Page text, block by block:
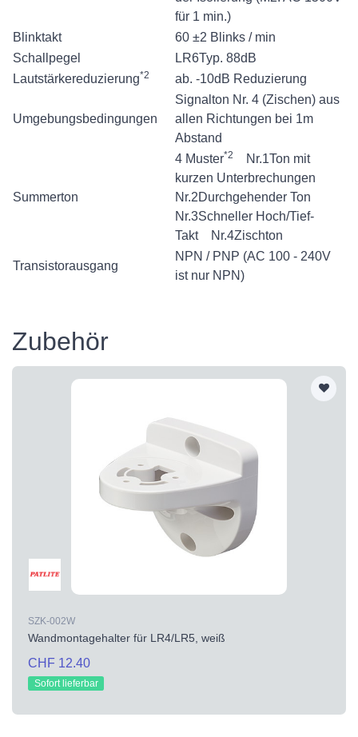
für 1 min.)
Blinktakt
60 ±2 Blinks / min
Schallpegel
LR6Typ. 88dB
Lautstärkereduzierung*2 ab. -10dB Reduzierung
Umgebungsbedingungen
Signalton Nr. 4 (Zischen) aus
allen Richtungen bei 1m
Abstand
Summerton
4 Muster*2
Nr.1Ton mit
kurzen Unterbrechungen
Nr.2Durchgehender Ton
Nr.3Schneller Hoch/Tief-
Takt Nr.4Zischton
Transistorausgang
NPN / PNP (AC 100 - 240V
ist nur NPN)
Zubehör
SZK-002W
Wandmontagehalter für LR4/LR5, weiß
CHF 12.40
Sofort lieferbar